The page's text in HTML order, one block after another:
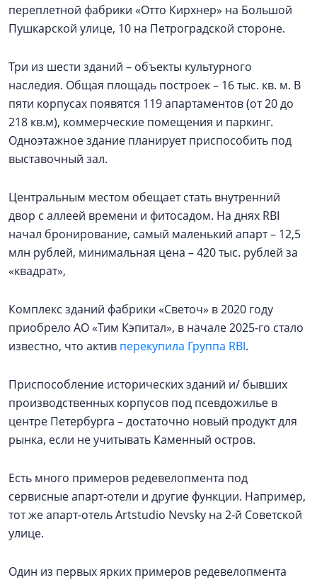
переплетной фабрики «Отто Кирхнер» на Большой
Пушкарской улице, 10 на Петроградской стороне.
Три из шести зданий – объекты культурного
наследия. Общая площадь построек – 16 тыс. кв. м. В
пяти корпусах появятся 119 апартаментов (от 20 до
218 кв.м), коммерческие помещения и паркинг.
Одноэтажное здание планирует приспособить под
выставочный зал.
Центральным местом обещает стать внутренний
двор с аллеей времени и фитосадом. На днях RBI
начал бронирование, самый маленький апарт – 12,5
млн рублей, минимальная цена – 420 тыс. рублей за
«квадрат»,
Комплекс зданий фабрики «Светоч» в 2020 году
приобрело АО «Тим Кэпитал», в начале 2025-го стало
известно, что актив перекупила Группа RBI.
Приспособление исторических зданий и/ бывших
производственных корпусов под псевдожилье в
центре Петербурга – достаточно новый продукт для
рынка, если не учитывать Каменный остров.
Есть много примеров редевелопмента под
сервисные апарт-отели и другие функции. Например,
тот же апарт-отель Artstudio Nevsky на 2-й Советской
улице.
Один из первых ярких примеров редевелопмента